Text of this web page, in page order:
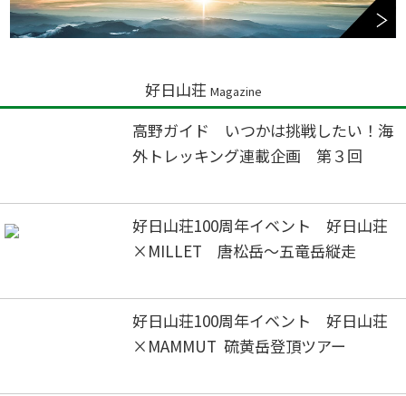
好日山荘 Magazine
高野ガイド いつかは挑戦したい！海
外トレッキング連載企画 第３回
好日山荘100周年イベント 好日山荘
×MILLET 唐松岳～五竜岳縦走
好日山荘100周年イベント 好日山荘
×MAMMUT 硫黄岳登頂ツアー